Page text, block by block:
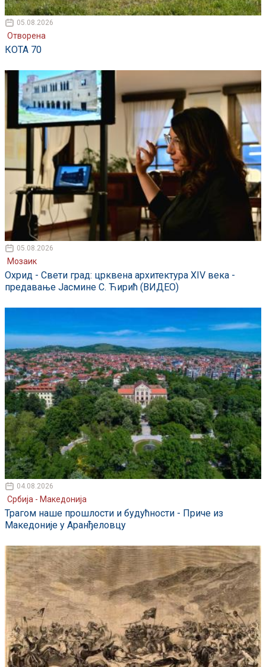
05.08.2026
Отворена
КОТА 70
05.08.2026
Мозаик
Охрид - Свети град: црквена архитектура XIV века -
предавање Јасмине С. Ћирић (ВИДЕО)
04.08.2026
Србија - Македонија
Трагом наше прошлости и будућности - Приче из
Македоније у Аранђеловцу